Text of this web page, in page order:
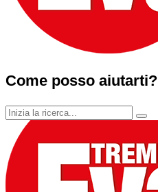
Come posso aiutarti?